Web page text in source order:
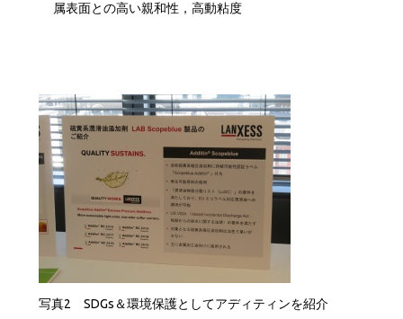
属表面との高い親和性，高動粘度
写真2 SDGs＆環境保護としてアディティンを紹介